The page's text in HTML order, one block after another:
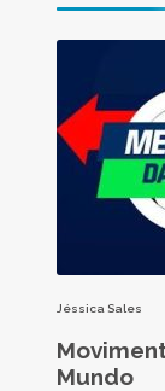
Jéssica Sales
Mundo